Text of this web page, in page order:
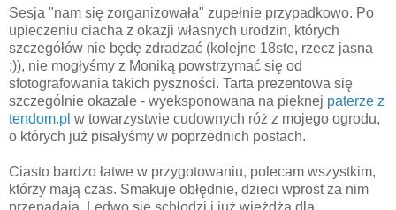
Sesja "nam się zorganizowała" zupełnie przypadkowo. Po
upieczeniu ciacha z okazji własnych urodzin, których
szczegółów nie będę zdradzać (kolejne 18ste, rzecz jasna
;)), nie mogłyśmy z Moniką powstrzymać się od
sfotografowania takich pyszności. Tarta prezentowa się
szczególnie okazale - wyeksponowana na pięknej paterze z
tendom.pl w towarzystwie cudownych róż z mojego ogrodu,
o których już pisałyśmy w poprzednich postach.
Ciasto bardzo łatwe w przygotowaniu, polecam wszystkim,
którzy mają czas. Smakuje obłędnie, dzieci wprost za nim
przepadają. Ledwo się schłodzi i już wjeżdża dla